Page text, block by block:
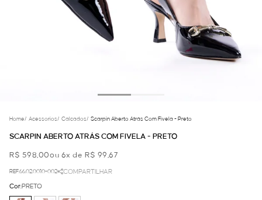
Home/ Acessorios/ Calcados/ Scarpin Aberto Atrás Com Fivela - Preto
SCARPIN ABERTO ATRÁS COM FIVELA - PRETO
R$ 598,00ou 6x de R$ 99,67
REF.66.02.0010-002 COMPARTILHAR
Cor:PRETO